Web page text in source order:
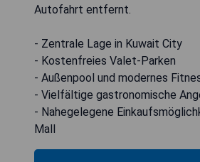
Autofahrt entfernt.
- Zentrale Lage in Kuwait City
- Kostenfreies Valet-Parken
- Außenpool und modernes
- Vielfältige gastronomische
- Nahegelegene
Mall